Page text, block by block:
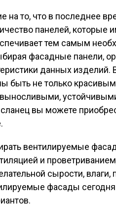
на то, что в последнее
панелей, которые
тем самым
фасадные панели,
данных
быть не только
вы можете
вентилируемые
и
сырости, влаги,
фасады